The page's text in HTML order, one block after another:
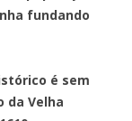
fundando
é sem
da Velha